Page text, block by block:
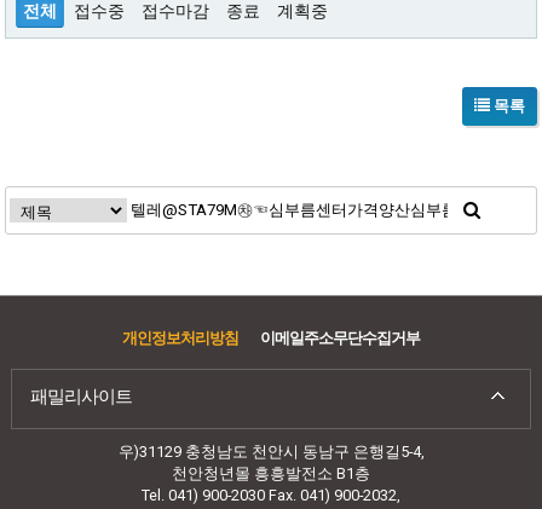
전체 접수중 접수마감 종료 계획중
목록
개인정보처리방침 이메일주소무단수집거부
패밀리사이트
우)31129 충청남도 천안시 동남구 은행길5-4,
천안청년몰 흥흥발전소 B1층
Tel. 041) 900-2030 Fax. 041) 900-2032,